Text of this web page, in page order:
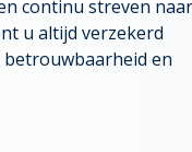
continu streven
u altijd verzekerd
betrouwbaarheid en